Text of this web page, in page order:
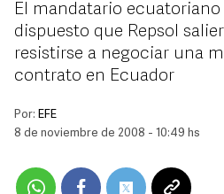
El mandatario
dispuesto que Repsol
resistirse a negociar una
contrato en Ecuador
Por: EFE
8 de noviembre de 2008 - 10:49 hs